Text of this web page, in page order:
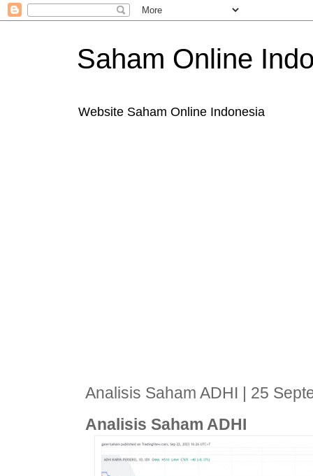
Saham Online
Website Saham Online Indonesia
Analisis Saham ADHI | 25
Analisis Saham ADHI